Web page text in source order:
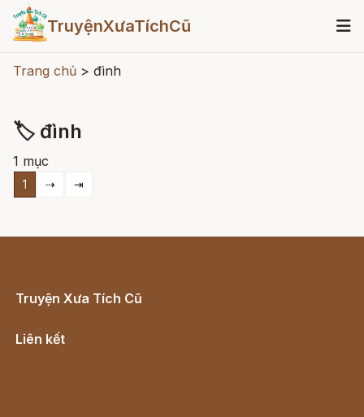
TruyệnXưaTíchCũ
Trang chủ > đình
🏷 đình
1 mục
1 ⇢ ⇥
Truyện Xưa Tích Cũ
Liên kết